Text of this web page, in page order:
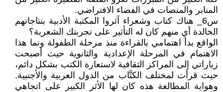
المنابر والمنصات في الفضاء الافتراضي.
س6_ هناك كتاب وشعراء آثروا المكتبة الأدبية بنتاجاتهم
الخالدة أي منهم كان له التأثير على تجربتك الشعرية؟
الواقع بدأ اهتمامي بالقراءة منذ مرحلة الطفولة ونما هذا
الاهتمام في المرحلة الإعدادية والثانوية حيث أصبحت
زياراتي إلى المراكز الثقافية لاستعارة الكتب بشكل دائم،
حيث قرأت لمختلف الكتَّاب من الدول العربية والأجنبية.
وهواية المطالعة هذه كان لها الأثر الكبير على اتجاهي